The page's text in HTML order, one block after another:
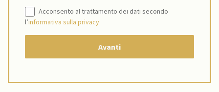
Acconsento al trattamento dei dati secondo
l’informativa sulla privacy